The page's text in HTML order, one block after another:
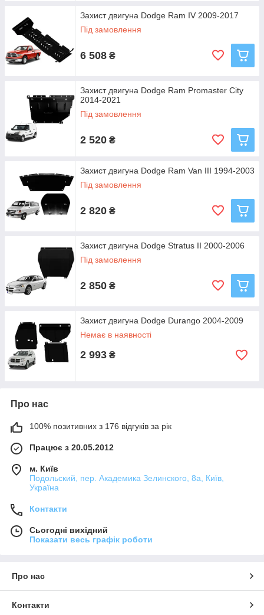
Захист двигуна Dodge Ram IV 2009-2017
Під замовлення
6 508 ₴
Захист двигуна Dodge Ram Promaster City
2014-2021
Під замовлення
2 520 ₴
Захист двигуна Dodge Ram Van III 1994-2003
Під замовлення
2 820 ₴
Захист двигуна Dodge Stratus II 2000-2006
Під замовлення
2 850 ₴
Захист двигуна Dodge Durango 2004-2009
Немає в наявності
2 993 ₴
Про нас
100% позитивних з 176 відгуків за рік
Працює з 20.05.2012
м. Київ
Подольский, пер. Академика Зелинского, 8а, Київ,
Україна
Контакти
Сьогодні вихідний
Показати весь графік роботи
Про нас
Контакти